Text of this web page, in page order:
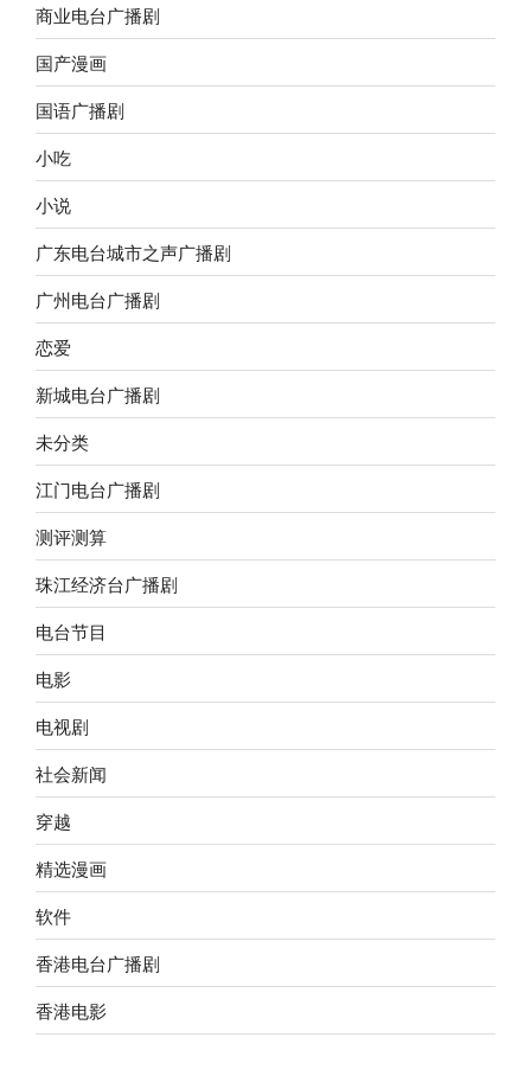
商业电台广播剧
国产漫画
国语广播剧
小吃
小说
广东电台城市之声广播剧
广州电台广播剧
恋爱
新城电台广播剧
未分类
江门电台广播剧
测评测算
珠江经济台广播剧
电台节目
电影
电视剧
社会新闻
穿越
精选漫画
软件
香港电台广播剧
香港电影